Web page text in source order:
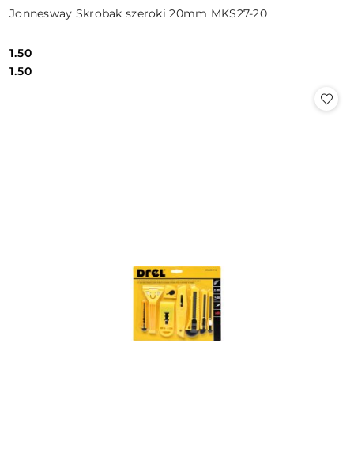
Jonnesway Skrobak szeroki 20mm MKS27-20
Cena:
1.50
Cena:
1.50